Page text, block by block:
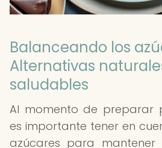
Balanceando los
Alternativas
saludables
Al momento de preparar
es importante tener en
azúcares para mantener